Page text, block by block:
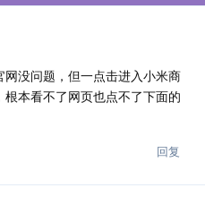
没问题，但一点击进入小米商
本看不了网页也点不了下面的
回复